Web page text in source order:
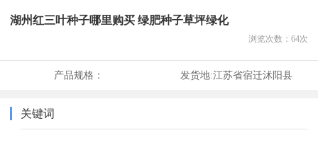
湖州红三叶种子哪里购买 绿肥种子草坪绿化
浏览次数： 64次
产品规格： 发货地:江苏省宿迁沭阳县
关键词